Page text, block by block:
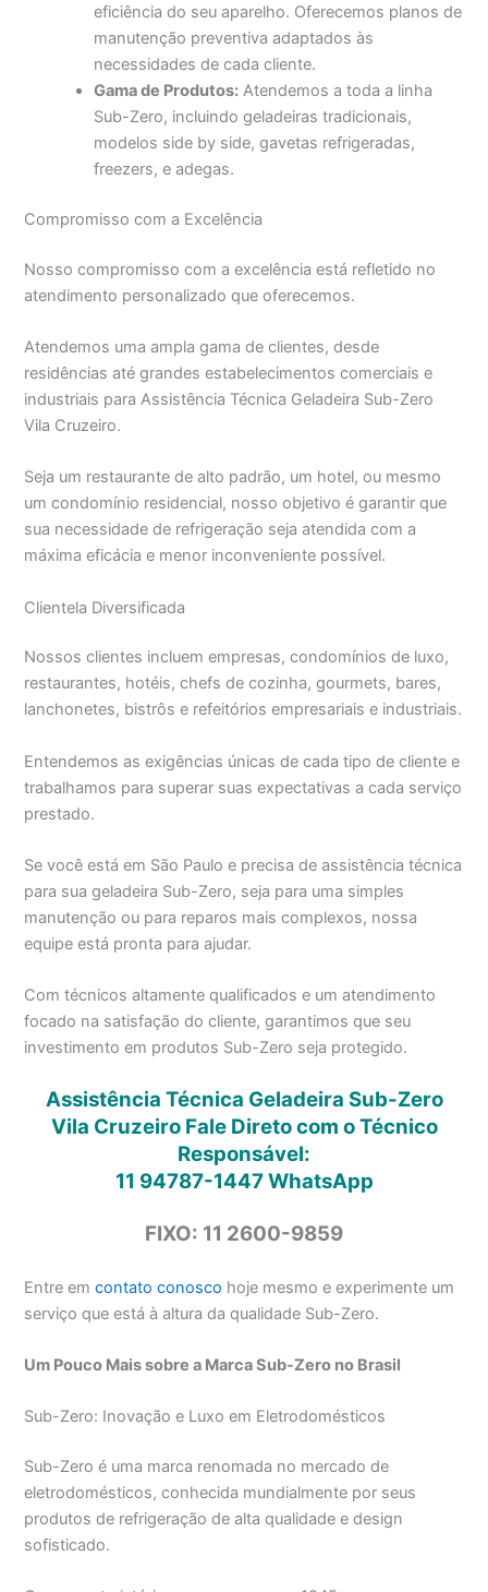
eficiência do seu aparelho. Oferecemos planos de
manutenção preventiva adaptados às
necessidades de cada cliente.
Gama de Produtos: Atendemos a toda a linha
Sub-Zero, incluindo geladeiras tradicionais,
modelos side by side, gavetas refrigeradas,
freezers, e adegas.
Compromisso com a Excelência
Nosso compromisso com a excelência está refletido no
atendimento personalizado que oferecemos.
Atendemos uma ampla gama de clientes, desde
residências até grandes estabelecimentos comerciais e
industriais para Assistência Técnica Geladeira Sub-Zero
Vila Cruzeiro.
Seja um restaurante de alto padrão, um hotel, ou mesmo
um condomínio residencial, nosso objetivo é garantir que
sua necessidade de refrigeração seja atendida com a
máxima eficácia e menor inconveniente possível.
Clientela Diversificada
Nossos clientes incluem empresas, condomínios de luxo,
restaurantes, hotéis, chefs de cozinha, gourmets, bares,
lanchonetes, bistrôs e refeitórios empresariais e industriais.
Entendemos as exigências únicas de cada tipo de cliente e
trabalhamos para superar suas expectativas a cada serviço
prestado.
Se você está em São Paulo e precisa de assistência técnica
para sua geladeira Sub-Zero, seja para uma simples
manutenção ou para reparos mais complexos, nossa
equipe está pronta para ajudar.
Com técnicos altamente qualificados e um atendimento
focado na satisfação do cliente, garantimos que seu
investimento em produtos Sub-Zero seja protegido.
Assistência Técnica Geladeira Sub-Zero
Vila Cruzeiro Fale Direto com o Técnico
Responsável:
11 94787-1447WhatsApp
FIXO: 11 2600-9859
Entre emcontato conosco hoje mesmo e experimente um
serviço que está à altura da qualidade Sub-Zero.
Um Pouco Mais sobre a Marca Sub-Zero no Brasil
Sub-Zero: Inovação e Luxo em Eletrodomésticos
Sub-Zero é uma marca renomada no mercado de
eletrodomésticos, conhecida mundialmente por seus
produtos de refrigeração de alta qualidade e design
sofisticado.